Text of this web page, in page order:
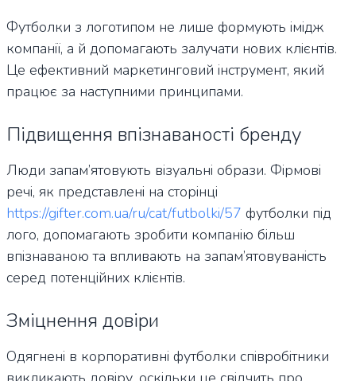
Футболки з логотипом не лише формують імідж
компанії, а й допомагають залучати нових клієнтів.
Це ефективний маркетинговий інструмент, який
працює за наступними принципами.
Підвищення впізнаваності бренду
Люди запам’ятовують візуальні образи. Фірмові
речі, як представлені на сторінці
https://gifter.com.ua/ru/cat/futbolki/57 футболки під
лого, допомагають зробити компанію більш
впізнаваною та впливають на запам’ятовуваність
серед потенційних клієнтів.
Зміцнення довіри
Одягнені в корпоративні футболки співробітники